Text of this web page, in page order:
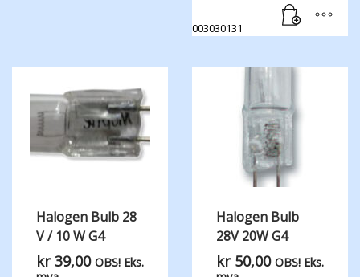
003030131
Halogen Bulb 28
V / 10 W G4
kr39,00 OBS! Eks.
Halogen Bulb
28V 20W G4
kr50,00 OBS! Eks.